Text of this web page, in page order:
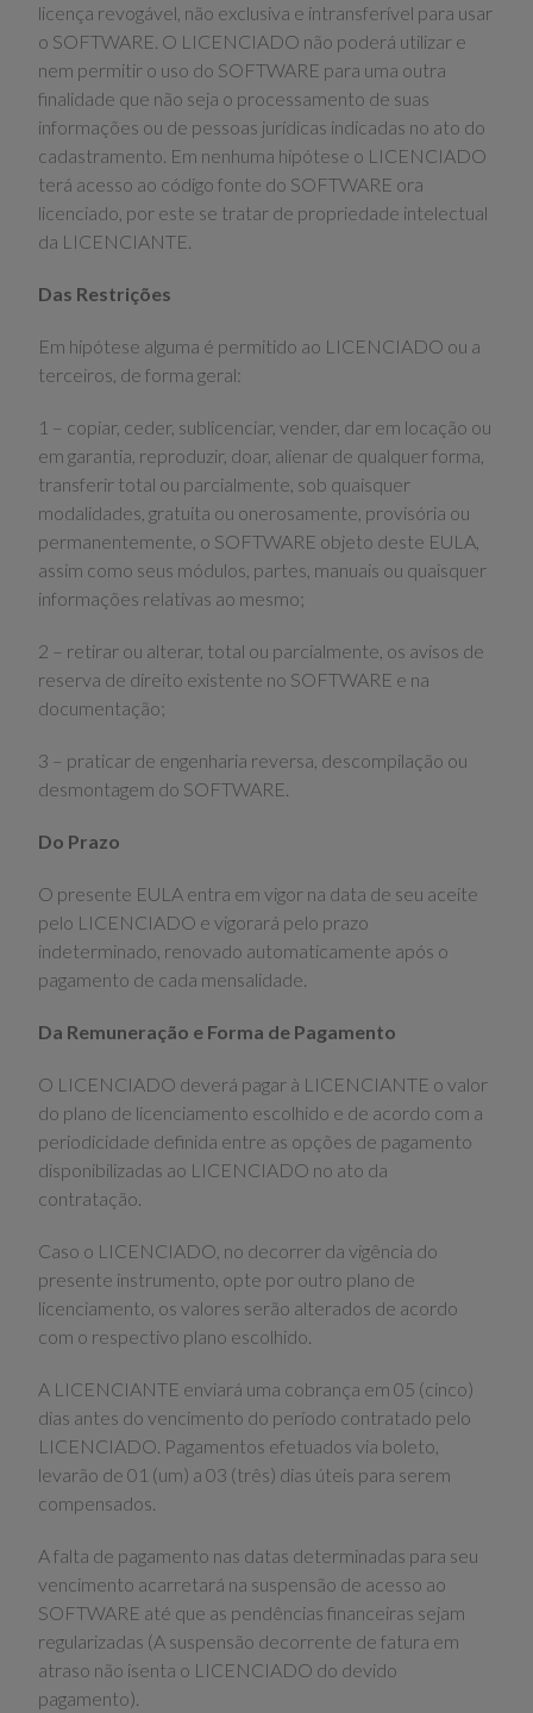
licença revogável, não exclusiva e intransferível para usar
o SOFTWARE. O LICENCIADO não poderá utilizar e
nem permitir o uso do SOFTWARE para uma outra
finalidade que não seja o processamento de suas
informações ou de pessoas jurídicas indicadas no ato do
cadastramento. Em nenhuma hipótese o LICENCIADO
terá acesso ao código fonte do SOFTWARE ora
licenciado, por este se tratar de propriedade intelectual
da LICENCIANTE.
Das Restrições
Em hipótese alguma é permitido ao LICENCIADO ou a
terceiros, de forma geral:
1 – copiar, ceder, sublicenciar, vender, dar em locação ou
em garantia, reproduzir, doar, alienar de qualquer forma,
transferir total ou parcialmente, sob quaisquer
modalidades, gratuita ou onerosamente, provisória ou
permanentemente, o SOFTWARE objeto deste EULA,
assim como seus módulos, partes, manuais ou quaisquer
informações relativas ao mesmo;
2 – retirar ou alterar, total ou parcialmente, os avisos de
reserva de direito existente no SOFTWARE e na
documentação;
3 – praticar de engenharia reversa, descompilação ou
desmontagem do SOFTWARE.
Do Prazo
O presente EULA entra em vigor na data de seu aceite
pelo LICENCIADO e vigorará pelo prazo
indeterminado, renovado automaticamente após o
pagamento de cada mensalidade.
Da Remuneração e Forma de Pagamento
O LICENCIADO deverá pagar à LICENCIANTE o valor
do plano de licenciamento escolhido e de acordo com a
periodicidade definida entre as opções de pagamento
disponibilizadas ao LICENCIADO no ato da
contratação.
Caso o LICENCIADO, no decorrer da vigência do
presente instrumento, opte por outro plano de
licenciamento, os valores serão alterados de acordo
com o respectivo plano escolhido.
A LICENCIANTE enviará uma cobrança em 05 (cinco)
dias antes do vencimento do período contratado pelo
LICENCIADO. Pagamentos efetuados via boleto,
levarão de 01 (um) a 03 (três) dias úteis para serem
compensados.
A falta de pagamento nas datas determinadas para seu
vencimento acarretará na suspensão de acesso ao
SOFTWARE até que as pendências financeiras sejam
regularizadas (A suspensão decorrente de fatura em
atraso não isenta o LICENCIADO do devido
pagamento).